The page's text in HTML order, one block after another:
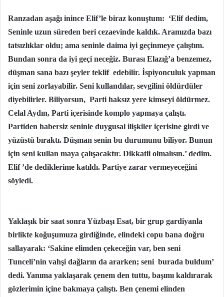
Ranzadan aşağı inince Elif’le biraz konuştum: ‘Elif dedim,
Seninle uzun süreden beri cezaevinde kaldık. Aramızda bazı
tatsızlıklar oldu; ama seninle daima iyi geçinmeye çalıştım.
Bundan sonra da iyi geçi neceğiz. Burası Elazığ’a benzemez,
düşman sana bazı şeyler teklif edebilir. İspiyonculuk yapman
için seni zorlayabilir. Seni kullandılar, sevgilini öldürdüler
diyebilirler. Biliyorsun, Parti haksız yere kimseyi öldürmez.
Celal Aydın, Parti içerisinde komplo yapmaya çalıştı.
Partiden habersiz seninle duygusal ilişkiler içerisine girdi ve
yüzüstü bıraktı. Düşman senin bu durumunu biliyor. Bunun
için seni kullan maya çalışacaktır. Dikkatli olmalısın.’ dedim.
Elif ’de dediklerime katıldı. Partiye zarar vermeyeceğini
söyledi.
Yaklaşık bir saat sonra Yüzbaşı Esat, bir grup gardiyanla
birlikte koğuşumuza girdiğinde, elindeki copu bana doğru
sallayarak: ‘Sakine elimden çekeceğin var, ben seni
Tunceli’nin vahşi dağların da ararken; seni burada buldum’
dedi. Yanıma yaklaşarak çenem den tuttu, başımı kaldırarak
gözlerimin içine bakmaya çalıştı. Ben çenemi elinden